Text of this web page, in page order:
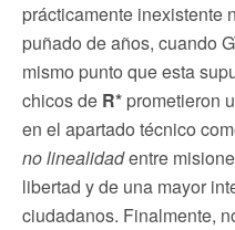
prácticamente inexistente
puñado de años, cuando
mismo punto que esta
chicos de R* prometieron
en el apartado técnico
no linealidadentre
libertad y de una mayor
ciudadanos. Finalmente,